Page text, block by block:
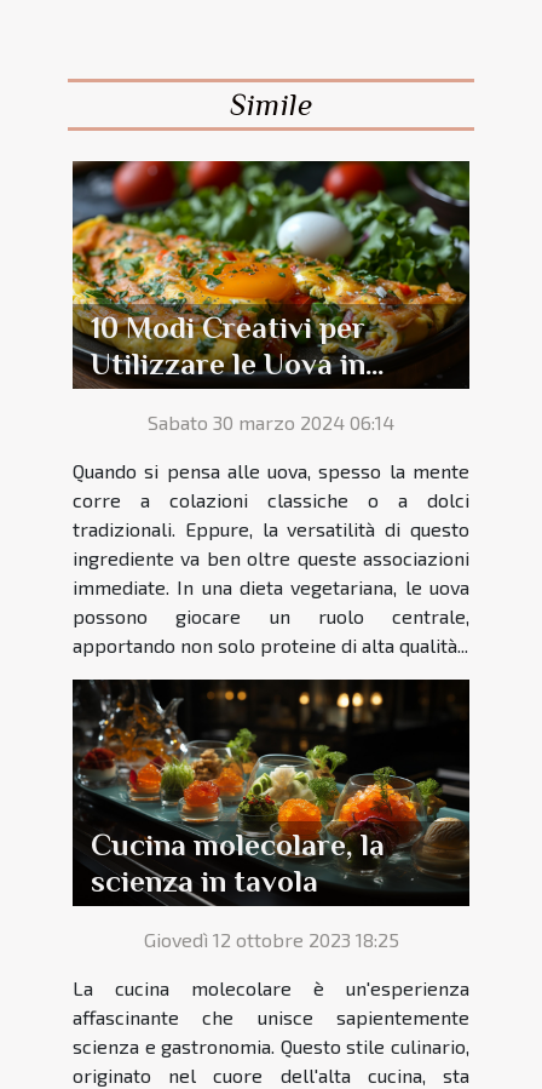
Simile
10 Modi Creativi per
Utilizzare le Uova in
Ricette Vegetariane
Sabato 30 marzo 2024 06:14
Quando si pensa alle uova, spesso la mente
corre a colazioni classiche o a dolci
tradizionali. Eppure, la versatilità di questo
ingrediente va ben oltre queste associazioni
immediate. In una dieta vegetariana, le uova
possono giocare un ruolo centrale,
apportando non solo proteine di alta qualità...
Cucina molecolare, la
scienza in tavola
Giovedì 12 ottobre 2023 18:25
La cucina molecolare è un'esperienza
affascinante che unisce sapientemente
scienza e gastronomia. Questo stile culinario,
originato nel cuore dell'alta cucina, sta